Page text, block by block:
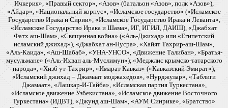
Ичкерия», «Правый сектор», «Азов» (батальон «Азов», полк «Азов»),
«Айдар», «Национальный корпус», «Исламское государство» («Исламское
Государство Ирака и Сирии», «Исламское Государство Ирака и Леванта»,
«Исламское Государство Ирака и Шама», ИГ, ИГИЛ, ДАИШ), «Джабхат
Фатх аш-Шам», «Священная война» («Аль-Джихад» или «Египетский
исламский джихад»), «Джабхат ан-Нусра», «Хайят Тахрир-аш-Шам»,
«Аль-Каида», «Аш-Шабаб», «УНА-УНСО», «Движение Талибан», «Братья-
мусульмане» («Аль-Ихван аль-Муслимун»), «Меджлис крымско-татарского
народа», «Хизб ут-Тахрир», «Имарат Кавказ» («Кавказский Эмират»),
«Исламский джихад – Джамаат моджахедов», «Нурджулар», «Таблиги
Джамаат», «Лашкар-И-Тайба», «Исламская партия Туркестана»,
«Исламское движение Узбекистана», «Исламское движение Восточного
Туркестана» (ИДВТ), «Джунд аш-Шам», «АУМ Синрике», «Братство»